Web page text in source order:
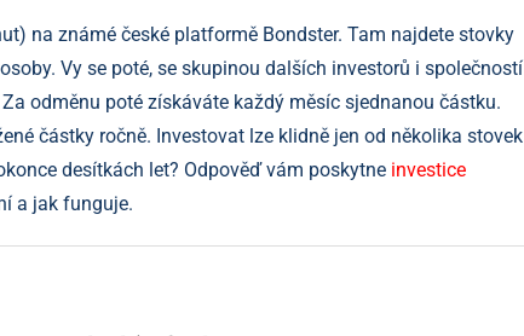
na známé české platformě Bondster. Tam najdete stovky
Vy se poté, se skupinou dalších investorů i společností
odměnu poté získáváte každý měsíc sjednanou částku.
částky ročně. Investovat lze klidně jen od několika stovek
desítkách let? Odpověď vám poskytne investice
a jak funguje.